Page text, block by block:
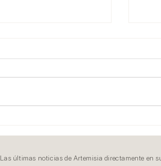
Las últimas noticias de Artemisia directamente en